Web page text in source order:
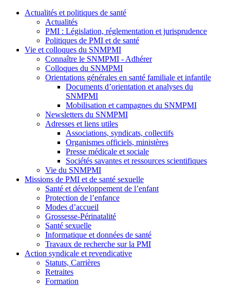
Actualités et politiques de santé
Actualités
PMI : Législation, réglementation et jurisprudence
Politiques de PMI et de santé
Vie et colloques du SNMPMI
Connaître le SNMPMI - Adhérer
Colloques du SNMPMI
Orientations générales en santé familiale et infantile
Documents d’orientation et analyses du
SNMPMI
Mobilisation et campagnes du SNMPMI
Newsletters du SNMPMI
Adresses et liens utiles
Associations, syndicats, collectifs
Organismes officiels, ministères
Presse médicale et sociale
Sociétés savantes et ressources scientifiques
Vie du SNMPMI
Missions de PMI et de santé sexuelle
Santé et développement de l’enfant
Protection de l’enfance
Modes d’accueil
Grossesse-Périnatalité
Santé sexuelle
Informatique et données de santé
Travaux de recherche sur la PMI
Action syndicale et revendicative
Statuts, Carrières
Retraites
Formation